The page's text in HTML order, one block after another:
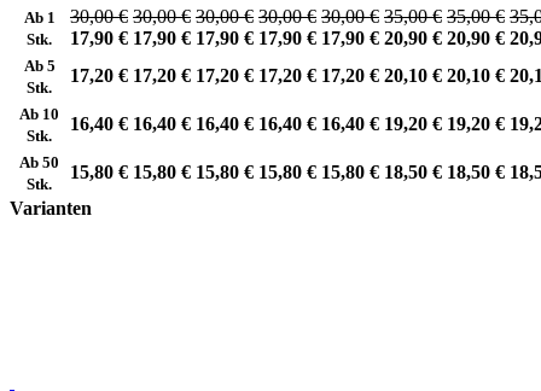
Ab 1
Stk.
30,00 €
17,90 €
30,00 €
17,90 €
30,00 €
17,90 €
30,00 €
17,90 €
30,00 €
17,90 €
35,00 €
20,90 €
35,00 €
20,90 €
Ab 5
Stk.
17,20 € 17,20 € 17,20 € 17,20 € 17,20 € 20,10 € 20,10 €
Ab 10
Stk.
16,40 € 16,40 € 16,40 € 16,40 € 16,40 € 19,20 € 19,20 €
Ab 50
Stk.
15,80 € 15,80 € 15,80 € 15,80 € 15,80 € 18,50 € 18,50 €
Varianten